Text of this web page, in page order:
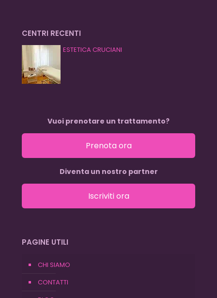
CENTRI RECENTI
ESTETICA CRUCIANI
Vuoi prenotare un trattamento?
Prenota ora
Diventa un nostro partner
Iscriviti ora
PAGINE UTILI
CHI SIAMO
CONTATTI